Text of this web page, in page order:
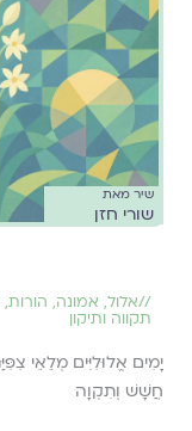
שיר מאת
שורי חזן
//אלול, אמונה, הורות,
תקווה ותיקון
יָמִים אֱלוּלִיִּים מְלֵאֵי
חֲשָׁשׁ וְתִקְוָה